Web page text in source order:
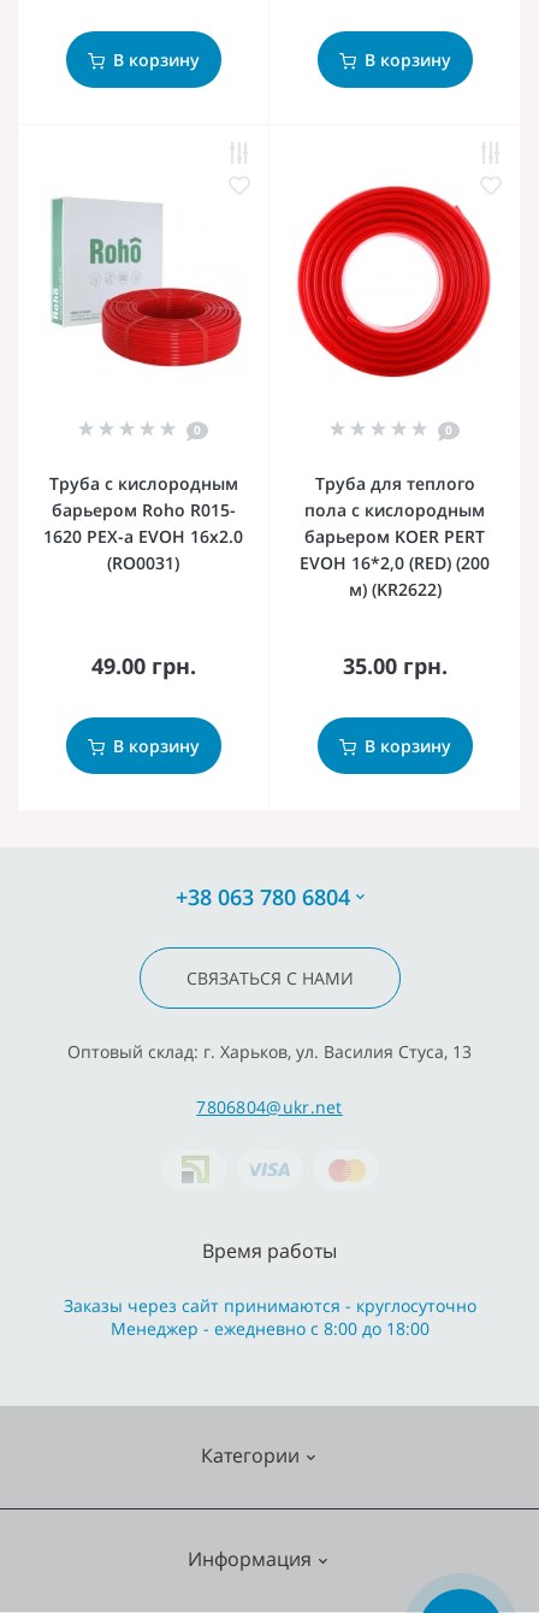
В корзину В корзину
0
Труба с кислородным
барьером Roho R015-
1620 PEX-a EVOH 16x2.0
(RO0031)
49.00 грн.
В корзину
0
Труба для теплого
пола с кислородным
барьером KOER PERT
EVOH 16*2,0 (RED) (200
м) (KR2622)
35.00 грн.
В корзину
+38 063 780 6804
СВЯЗАТЬСЯ С НАМИ
Оптовый склад: г. Харьков, ул. Василия Стуса, 13
7806804@ukr.net
Категории
Информация
Время работы
Заказы через сайт принимаются - круглосуточно
Менеджер - ежедневно с 8:00 до 18:00